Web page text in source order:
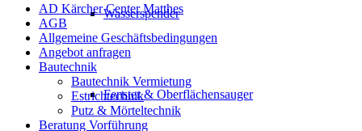
Wasserspender
Fenster & Oberflächensauger
AD Kärcher Center Matthes
AGB
Allgemeine Geschäftsbedingungen
Angebot anfragen
Bautechnik
Bautechnik Vermietung
Estrichtechnik
Putz & Mörteltechnik
Beratung Vorführung